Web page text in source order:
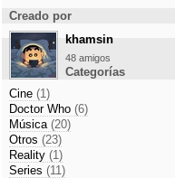
Creado por
khamsin
48 amigos
Categorías
Cine (1)
Doctor Who (6)
Música (20)
Otros (23)
Reality (1)
Series (11)